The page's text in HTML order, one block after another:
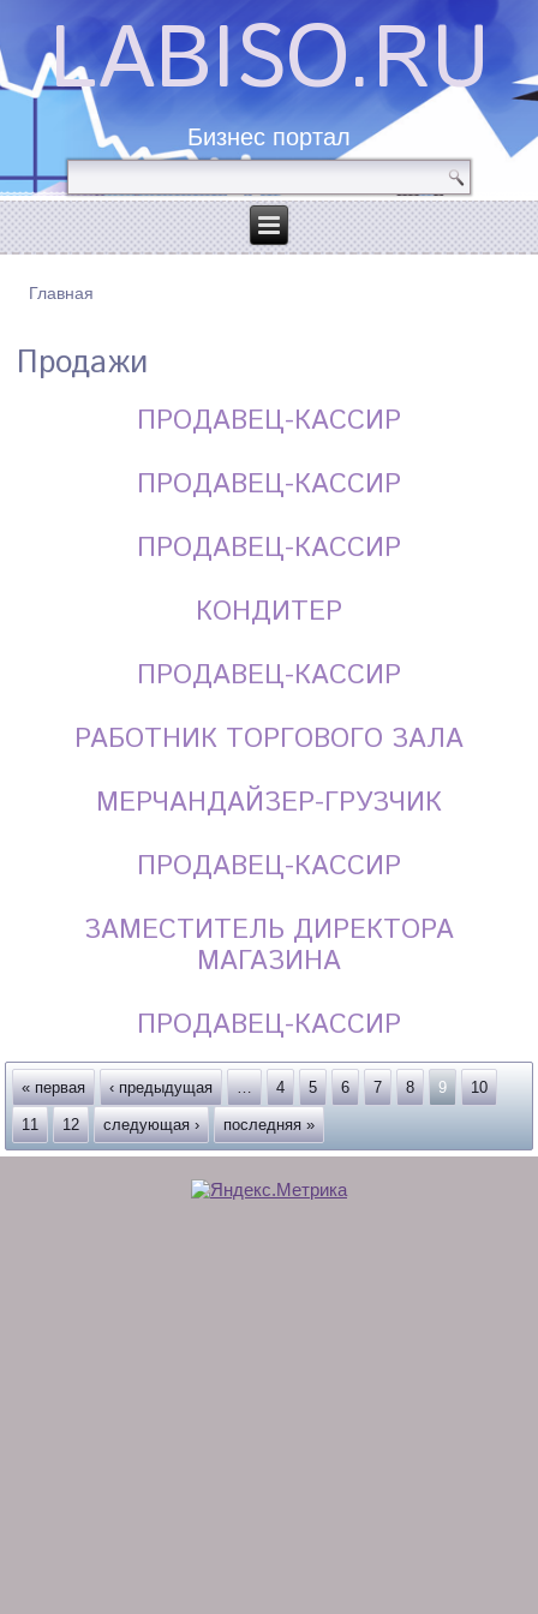
LABISO.RU
Бизнес портал
ВЫ ЗДЕСЬ
Главная
Продажи
ПРОДАВЕЦ-КАССИР
ПРОДАВЕЦ-КАССИР
ПРОДАВЕЦ-КАССИР
КОНДИТЕР
ПРОДАВЕЦ-КАССИР
РАБОТНИК ТОРГОВОГО ЗАЛА
МЕРЧАНДАЙЗЕР-ГРУЗЧИК
ПРОДАВЕЦ-КАССИР
ЗАМЕСТИТЕЛЬ ДИРЕКТОРА
МАГАЗИНА
ПРОДАВЕЦ-КАССИР
Страницы
« первая ‹ предыдущая … 4 5 6 7 8 9 10
11 12 следующая › последняя »